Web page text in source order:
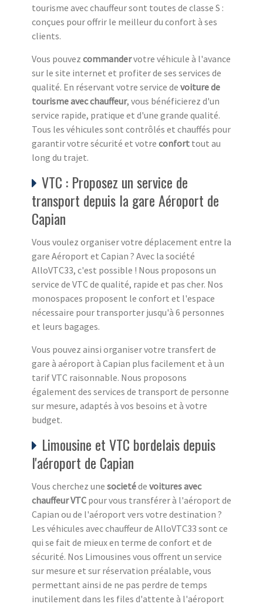
tourisme avec chauffeur sont toutes de classe S :
conçues pour offrir le meilleur du confort à ses
clients.
Vous pouvez commandervotre véhicule à l'avance
sur le site internet et profiter de ses services de
qualité. En réservant votre service de voiture de
tourisme avec chauffeur, vous bénéficierez d'un
service rapide, pratique et d'une grande qualité.
Tous les véhicules sont contrôlés et chauffés pour
garantir votre sécurité et votre confort tout au
long du trajet.
VTC : Proposez un service de
transport depuis la gare Aéroport de
Capian
Vous voulez organiser votre déplacement entre la
gare Aéroport et Capian ? Avec la société
AlloVTC33, c'est possible ! Nous proposons un
service de VTC de qualité, rapide et pas cher. Nos
monospaces proposent le confort et l'espace
nécessaire pour transporter jusqu'à 6 personnes
et leurs bagages.
Vous pouvez ainsi organiser votre transfert de
gare à aéroport à Capian plus facilement et à un
tarif VTC raisonnable. Nous proposons
également des services de transport de personne
sur mesure, adaptés à vos besoins et à votre
budget.
Limousine et VTC bordelais depuis
l'aéroport de Capian
Vous cherchez une societéde voitures avec
chauffeur VTC pour vous transférer à l'aéroport de
Capian ou de l'aéroport vers votre destination ?
Les véhicules avec chauffeur de AlloVTC33 sont ce
qui se fait de mieux en terme de confort et de
sécurité. Nos Limousines vous offrent un service
sur mesure et sur réservation préalable, vous
permettant ainsi de ne pas perdre de temps
inutilement dans les files d'attente à l'aéroport